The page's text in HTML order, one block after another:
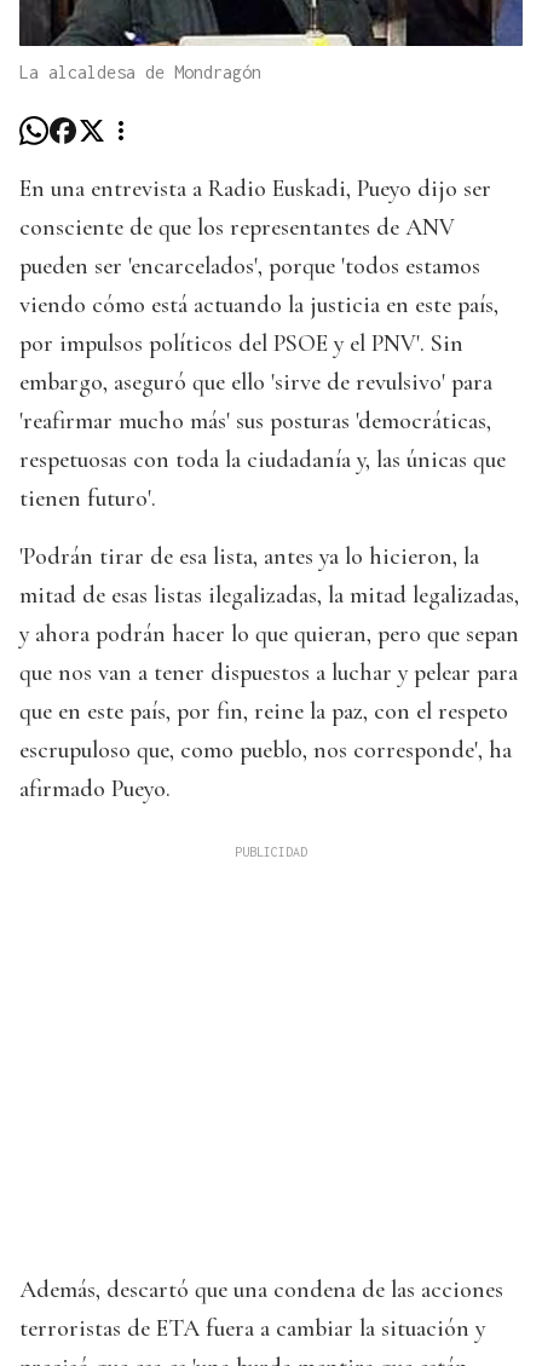
La alcaldesa de Mondragón
En una entrevista a Radio Euskadi, Pueyo dijo ser
consciente de que los representantes de ANV
pueden ser 'encarcelados', porque 'todos estamos
viendo cómo está actuando la justicia en este país,
por impulsos políticos del PSOE y el PNV'. Sin
embargo, aseguró que ello 'sirve de revulsivo' para
'reafirmar mucho más' sus posturas 'democráticas,
respetuosas con toda la ciudadanía y, las únicas que
tienen futuro'.
'Podrán tirar de esa lista, antes ya lo hicieron, la
mitad de esas listas ilegalizadas, la mitad legalizadas,
y ahora podrán hacer lo que quieran, pero que sepan
que nos van a tener dispuestos a luchar y pelear para
que en este país, por fin, reine la paz, con el respeto
escrupuloso que, como pueblo, nos corresponde', ha
afirmado Pueyo.
Además, descartó que una condena de las acciones
terroristas de ETA fuera a cambiar la situación y